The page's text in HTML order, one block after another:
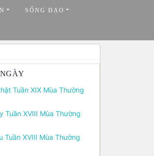
SỐNG ĐẠO
Tuần XIX Mùa Thường
Tuần XVIII Mùa Thường
Tuần XVIII Mùa Thường